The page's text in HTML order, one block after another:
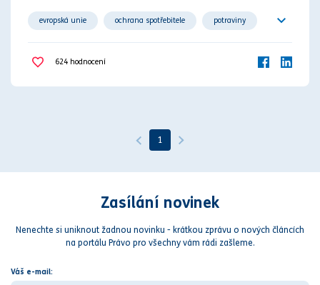
evropská unie ochrana spotřebitele potraviny
státní zemědělská a potravinářská inspekce
zákaz dvojí kvality potravin;
624 hodnocení
1
Zasílání novinek
Nenechte si uniknout žadnou novinku - krátkou zprávu o nových článcích
na portálu Právo pro všechny vám rádi zašleme.
Váš e-mail: